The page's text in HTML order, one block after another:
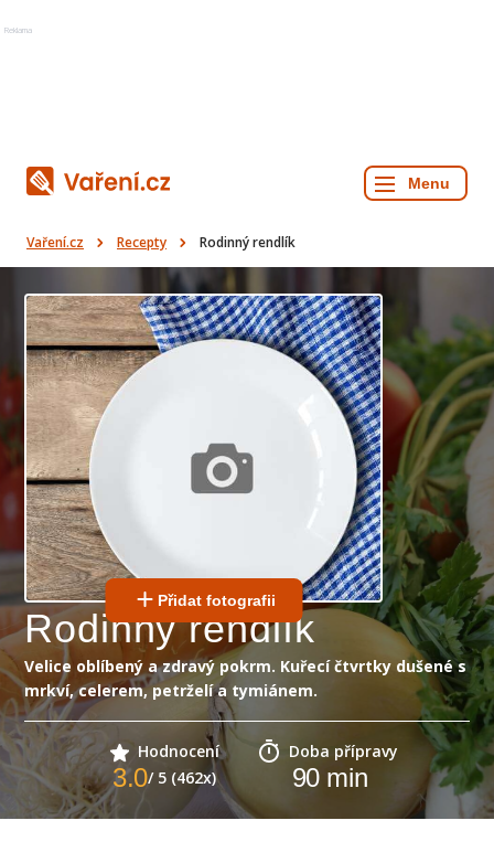
Reklama
Vaření.cz Recepty Rodinný rendlík
Přidat fotografii
Rodinný rendlík
Velice oblíbený a zdravý pokrm. Kuřecí čtvrtky dušené s
mrkví, celerem, petrželí a tymiánem.
Hodnocení
3.0/ 5 (462x)
Doba přípravy
90min